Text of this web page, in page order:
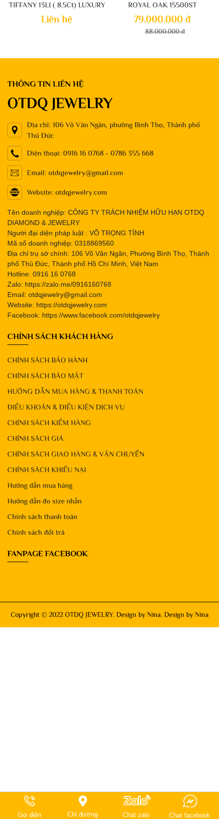
TIFFANY 13LI ( 8.5Ct) LUXURY
THỜI THƯỢNG
Liên hệ
ROYAL OAK 15500ST
79.000.000 đ
88.000.000 đ
THÔNG TIN LIÊN HỆ
OTDQ JEWELRY
Địa chỉ: 106 Võ Văn Ngân, phường Bình Thọ, Thành phố
Thủ Đức
Điện thoại: 0916 16 0768 - 0786 355 668
Email: otdqjewelry@gmail.com
Website: otdqjewelry.com
Tên doanh nghiệp: CÔNG TY TRÁCH NHIỆM HỮU HẠN OTDQ
DIAMOND & JEWELRY
Người đại diện pháp luật : VÕ TRỌNG TÍNH
Mã số doanh nghiệp: 0318869560
Địa chỉ trụ sở chính: 106 Võ Văn Ngân, Phường Bình Thọ, Thành
phố Thủ Đức, Thành phố Hồ Chí Minh, Việt Nam
Hotline: 0916 16 0768
Zalo: https://zalo.me/0916160768
Email: otdqjewelry@gmail.com
Website: https://otdqjewelry.com
Facebook: https://www.facebook.com/otdqjewelry
CHÍNH SÁCH KHÁCH HÀNG
CHÍNH SÁCH BẢO HÀNH
CHÍNH SÁCH BẢO MẬT
HƯỚNG DẪN MUA HÀNG & THANH TOÁN
ĐIỀU KHOẢN & ĐIỀU KIỆN DỊCH VỤ
CHÍNH SÁCH KIỂM HÀNG
CHÍNH SÁCH GIÁ
CHÍNH SÁCH GIAO HÀNG & VẬN CHUYỂN
CHÍNH SÁCH KHIẾU NẠI
Hướng dẫn mua hàng
Hướng dẫn đo size nhẫn
Chính sách thanh toán
Chính sách đổi trả
FANPAGE FACEBOOK
Copyright © 2022 OTDQ JEWELRY. Design by Nina. Design by Nina
Gọi điện Chỉ đường Chat zalo Chat facebook